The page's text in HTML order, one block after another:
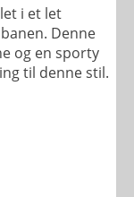
i et let
Denne
og en sporty
til denne stil.